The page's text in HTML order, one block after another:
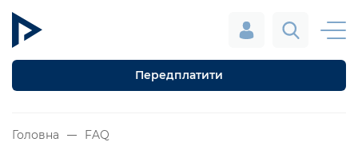
Передплатити
Головна FAQ